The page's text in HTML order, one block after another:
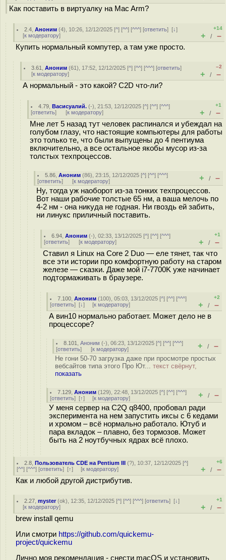
Как поставить в виртуалку на Mac Arm?
2.4 ,Аноним (4), 10:26, 12/12/2025 [^] [^^] [^^^] [ответить][↓]
[к модератору]
+14
+ / –
Купить нормальный компутер, а там уже просто.
3.61 ,Аноним (61), 17:52, 12/12/2025 [^] [^^] [^^^] [ответить]
[к модератору]
–2
+ / –
А нормальный - это какой? С2D что-ли?
4.79 ,Васисуалий. (-), 21:53, 12/12/2025 [^] [^^] [^^^]
[ответить] [к модератору]
+1
+ / –
Мне лет 5 назад тут человек распинался и убеждал на
голубом глазу, что настоящие компьютеры для работы
это только те, что были выпущены до 4 пентиума
включительно, а все остальное якобы мусор из-за
толстых техпроцессов.
5.86 ,Аноним (86), 23:15, 12/12/2025 [^] [^^] [^^^]
[ответить] [к модератору] + / –
Ну, тогда уж наоборот из-за тонких техпроцессов.
Вот наши рабочие толстые 65 нм, а ваша мелочь по
4-2 нм - она никуда не годная. Ни гвоздь ей забить,
ни линукс приличный поставить.
6.94 ,Аноним (-), 02:33, 13/12/2025 [^] [^^] [^^^]
[ответить] [к модератору]
+1
+ / –
Ставил я Linux на Core 2 Duo — еле тянет, так что
все эти истории про комфортную работу на старом
железе — сказки. Даже мой i7-7700K уже начинает
подтормаживать в браузере.
7.100 ,Аноним (100), 05:03, 13/12/2025 [^] [^^] [^^^]
[ответить] [↓] [к модератору]
+2
+ / –
А вин10 нормально работает. Может дело не в
процессоре?
8.101 ,Аноним (-), 06:23, 13/12/2025 [^] [^^] [^^^]
[ответить] [к модератору] + / –
Не гони 50-70 загрузка даже при просмотре простых
вебсайтов типа этого Про Ют... текст свёрнут,
показать
7.129 ,Аноним (129), 22:48, 13/12/2025 [^] [^^] [^^^]
[ответить] [↑] [к модератору] + / –
У меня сервер на C2Q q8400, пробовал ради
эксперимента на нем запустить иксы с 6 кедами
и хромом – всё нормально работало. Ютуб и
пара вкладок – плавно, без тормозов. Может
быть на 2 ноутбучных ядрах всё плохо.
2.8 ,Пользователь CDE на Pentium III (?), 10:37, 12/12/2025 [^]
[^^] [^^^] [ответить] [↑] [к модератору]
+6
+ / –
Как и любой другой дистрибутив.
2.27 ,myster(ok), 12:35, 12/12/2025 [^] [^^] [^^^] [ответить][↓]
[к модератору]
+1
+ / –
brew install qemu
Или смотри https://github.com/quickemu-
project/quickemu
Лично моя рекомендация - снести macOS и установить